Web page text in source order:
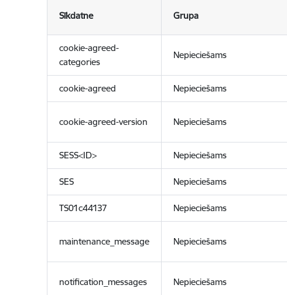
Sīkdatne Grupa
cookie-agreed-
categories
Nepieciešams
cookie-agreed Nepieciešams
cookie-agreed-version Nepieciešams
SESS<ID> Nepieciešams
SES Nepieciešams
TS01c44137 Nepieciešams
maintenance_message Nepieciešams
notification_messages Nepieciešams